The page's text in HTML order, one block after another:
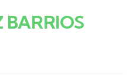
BARRIOS